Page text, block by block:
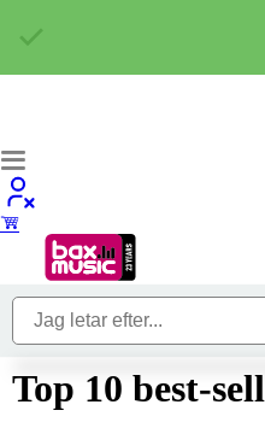
Top 10 best-